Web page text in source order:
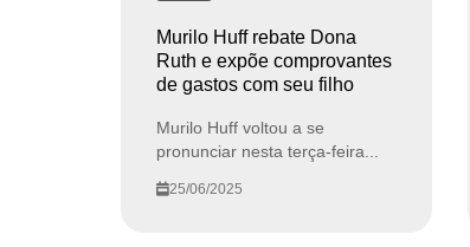
Murilo Huff rebate Dona
Ruth e expõe comprovantes
de gastos com seu filho
Murilo Huff voltou a se
pronunciar nesta terça-feira...
25/06/2025